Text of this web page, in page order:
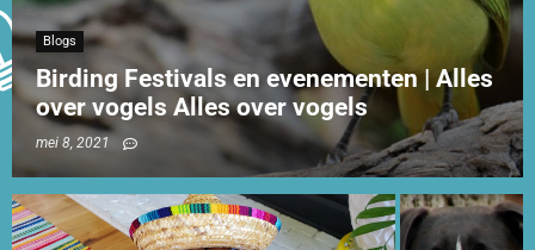
Blogs
Birding Festivals en evenementen | Alles
over vogels Alles over vogels
mei 8, 2021